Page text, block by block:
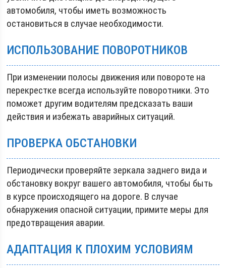
автомобиля, чтобы иметь возможность
остановиться в случае необходимости.
ИСПОЛЬЗОВАНИЕ ПОВОРОТНИКОВ
При изменении полосы движения или повороте на
перекрестке всегда используйте поворотники. Это
поможет другим водителям предсказать ваши
действия и избежать аварийных ситуаций.
ПРОВЕРКА ОБСТАНОВКИ
Периодически проверяйте зеркала заднего вида и
обстановку вокруг вашего автомобиля, чтобы быть
в курсе происходящего на дороге. В случае
обнаружения опасной ситуации, примите меры для
предотвращения аварии.
АДАПТАЦИЯ К ПЛОХИМ УСЛОВИЯМ